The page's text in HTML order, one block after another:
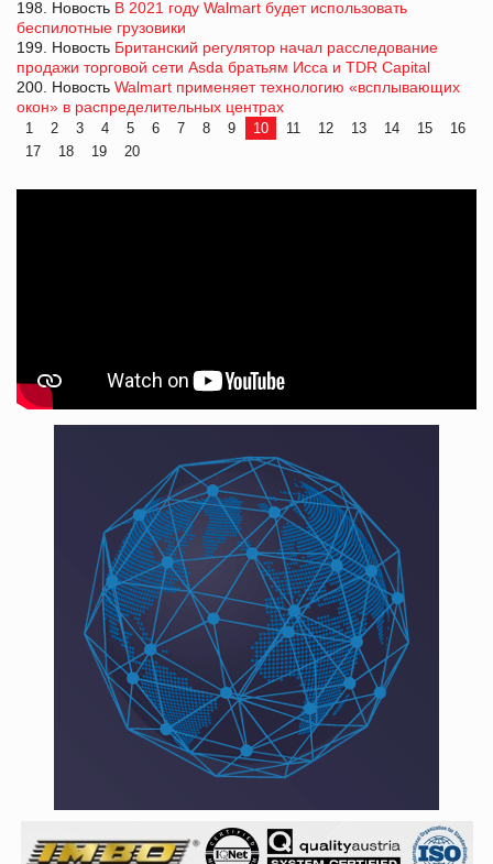
198. Новость В 2021 году Walmart будет использовать
беспилотные грузовики
199. Новость Британский регулятор начал расследование
продажи торговой сети Asda братьям Исса и TDR Capital
200. Новость Walmart применяет технологию «всплывающих
окон» в распределительных центрах
1 2 3 4 5 6 7 8 9 10 11 12 13 14 15
16
17
18 19 20